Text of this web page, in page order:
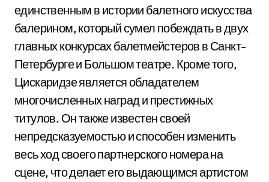
единственным в истории балетного искусства
балерином, который сумел побеждать в двух
главных конкурсах балетмейстеров в Санкт-
Петербурге и Большом театре. Кроме того,
Цискаридзе является обладателем
многочисленных наград и престижных
титулов. Он также известен своей
непредсказуемостью и способен изменить
весь ход своего партнерского номера на
сцене, что делает его выдающимся артистом